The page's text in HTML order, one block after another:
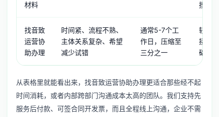
材料
摸索
找音致
运营协
助办理
时间紧、流程不熟、
主体关系复杂、希望
减少试错
通常5-7个工
作日，压缩至
三分之一
较低
接，
础材料
从表格里就能看出来，找音致运营协助办理更适合那些经不起
时间消耗，或者内部跨部门沟通成本太高的团队。我们支持先
服务后付款、可签合同开发票，而且全程线上沟通，企业不需